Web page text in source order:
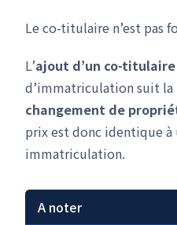
Le co-titulaire n’est pas
L’ajout d’un co-titulaire
d’immatriculation suit la
changement de
prix est donc identique à
immatriculation.
A noter